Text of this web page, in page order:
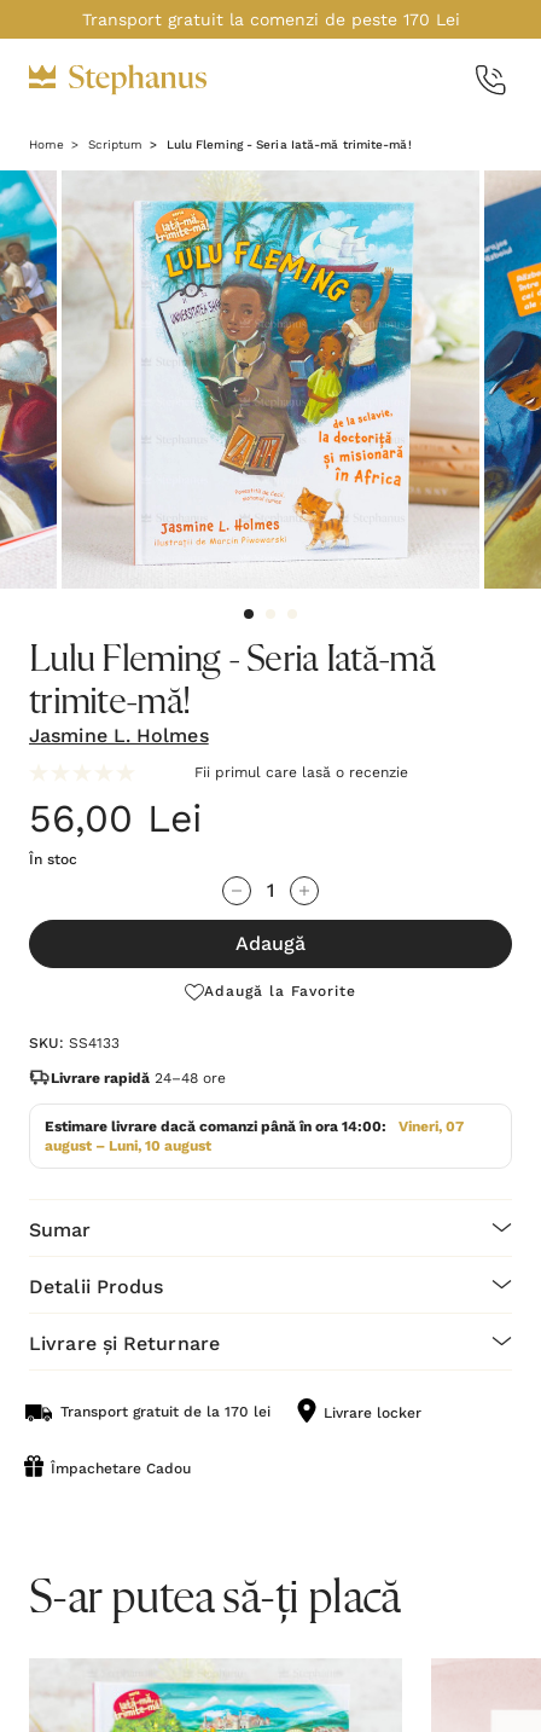
Transport gratuit la comenzi de peste 170 Lei
Home Scriptum Lulu Fleming - Seria Iată-mă trimite-mă!
Lulu Fleming - Seria Iată-mă
trimite-mă!
Jasmine L. Holmes
Fii primul care lasă o recenzie
56,00 Lei
În stoc
te!
Stocul
Adaugă
Adaugă la Favorite
SKU: SS4133
Livrare rapidă 24–48 ore
Estimare livrare dacă comanzi până în ora 14:00:
Vineri, 07
august – Luni, 10 august
Sumar
Detalii Produs
Livrare și Returnare
Transport gratuit de la 170 lei Livrare locker
Împachetare Cadou
S-ar putea să-ți placă